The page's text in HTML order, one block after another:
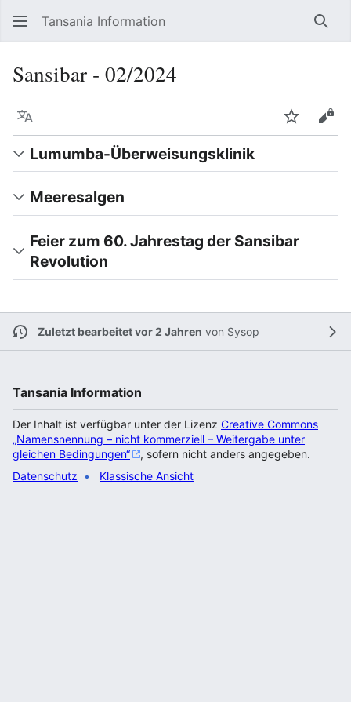
Tansania Information
Sansibar ‐ 02/2024
Sprache
Lumumba-Überweisungsklinik
Meeresalgen
Feier zum 60. Jahrestag der Sansibar
Revolution
Zuletzt bearbeitet vor 2 Jahren von Sysop
Tansania Information
Der Inhalt ist verfügbar unter der Lizenz Creative Commons
„Namensnennung – nicht kommerziell – Weitergabe unter
gleichen Bedingungen“
, sofern nicht anders angegeben.
Datenschutz
Klassische Ansicht